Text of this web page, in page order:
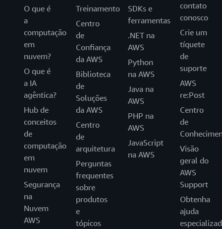
O que é
a
computação
em
nuvem?
O que é
a IA
agêntica?
Hub de
conceitos
de
computação
em
nuvem
Segurança
na
Nuvem
AWS
Treinamento
Centro
de
Confiança
da AWS
Biblioteca
de
Soluções
da AWS
Centro
de
arquitetura
Perguntas
frequentes
sobre
produtos
e
tópicos
SDKs e
ferramentas
.NET na
AWS
Python
na AWS
Java na
AWS
PHP na
AWS
JavaScript
na AWS
contato
conosco
Crie um
tíquete
de
suporte
AWS
re:Post
Centro
de
Visão
geral do
AWS
Support
Obtenha
ajuda